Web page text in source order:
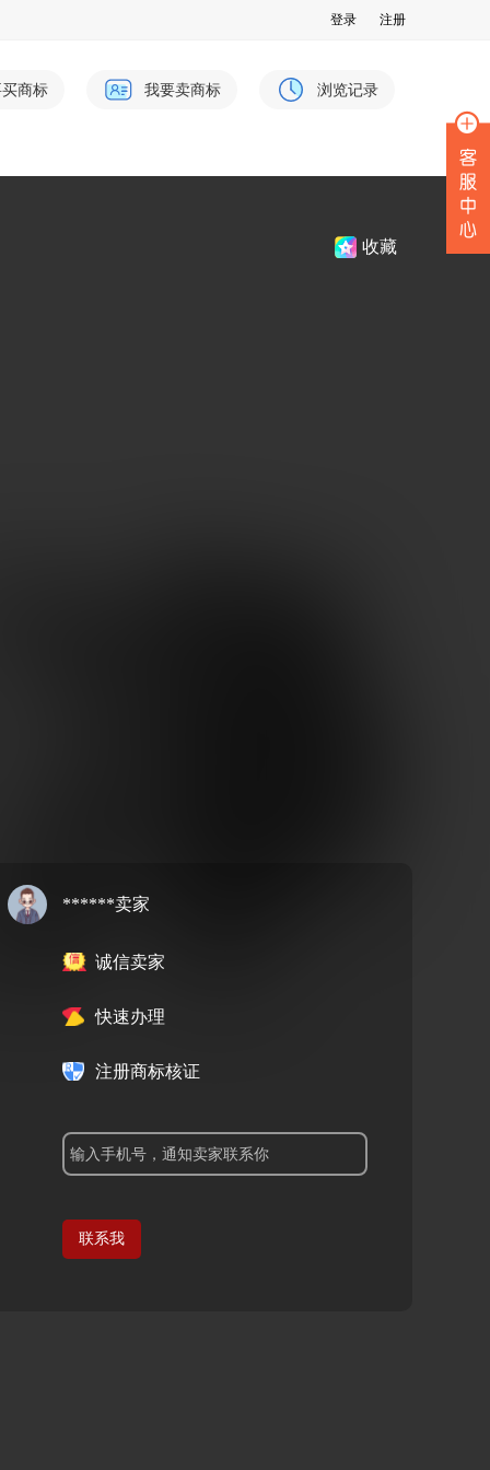
登录 注册
商标 我要卖商标 浏览记录
******卖家
诚信卖家
快速办理
注册商标核证
收藏